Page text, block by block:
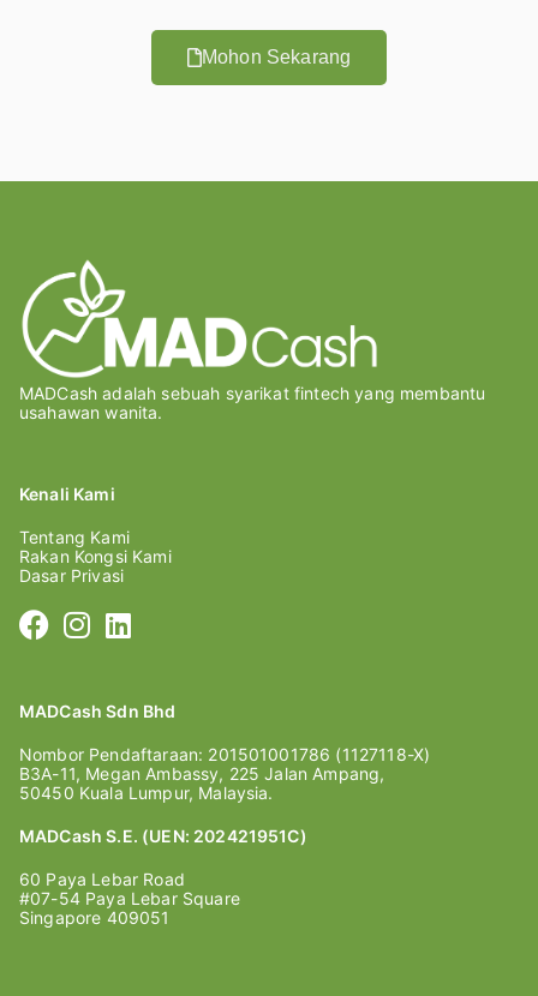
Mohon Sekarang
MADCash adalah sebuah syarikat fintech yang membantu
usahawan wanita.
Kenali Kami
Tentang Kami
Rakan Kongsi Kami
Dasar Privasi
MADCash Sdn Bhd
Nombor Pendaftaraan: 201501001786 (1127118-X)
B3A-11, Megan Ambassy, 225 Jalan Ampang,
50450 Kuala Lumpur, Malaysia.
MADCash S.E. (UEN: 202421951C)
60 Paya Lebar Road
#07-54 Paya Lebar Square
Singapore 409051